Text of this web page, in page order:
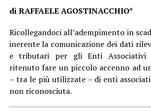
di RAFFAELE AGOSTINACCHIO*
Ricollegandoci all’adempimento in
inerente la comunicazione dei dati
e tributari per gli Enti Associativi
ritenutofare un piccolo accenno ad
– tra le più utilizzate – di enti
non riconosciuta.